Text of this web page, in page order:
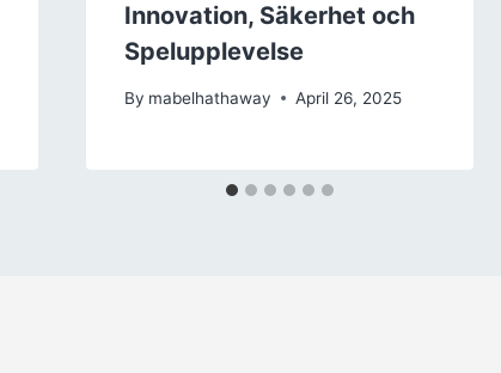
Innovation, Säkerhet och
Spelupplevelse
By mabelhathaway April 26, 2025